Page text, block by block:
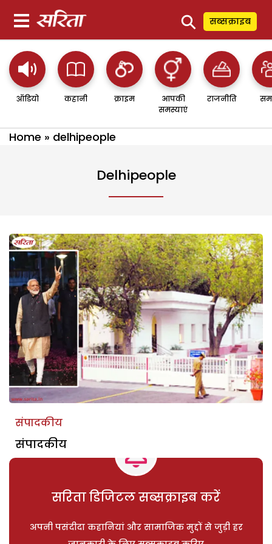
⚲ सब्सक्राइब
ऑडियो कहानी क्राइम
आपकी
समस्याएं
राजनीति
Home » delhipeople
Delhipeople
संपादकीय
संपादकीय
सरिता डिजिटल सब्सक्राइब करें
अपनी पसंदीदा कहानियां और सामाजिक मुद्दों से जुड़ी हर